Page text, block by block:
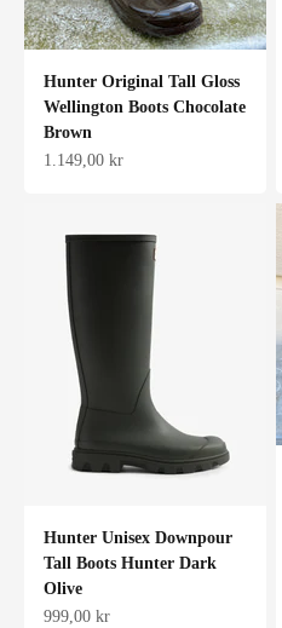
Hunter Original Tall Gloss
Wellington Boots Chocolate
Brown
Salgspris
1.149,00 kr
Hunter Unisex Downpour
Tall Boots Hunter Dark
Olive
Salgspris
999,00 kr